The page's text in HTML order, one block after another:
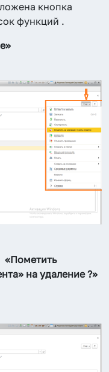
кнопка
функций .
«Пометить
на удаление ?»